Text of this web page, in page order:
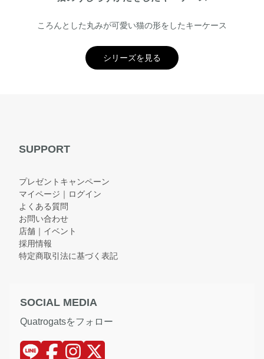
ころんとした丸みが可愛い猫の形をしたキーケース
シリーズを見る
SUPPORT
プレゼントキャンペーン
マイページ｜ログイン
よくある質問
お問い合わせ
店舗｜イベント
採用情報
特定商取引法に基づく表記
SOCIAL MEDIA
Quatrogatsをフォロー